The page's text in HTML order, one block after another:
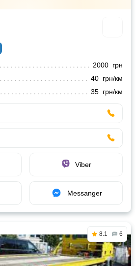
2000 грн
40 грн/км
35 грн/км
Viber
Messanger
8.1 6